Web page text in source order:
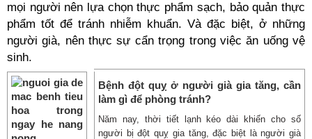
mọi người nên lựa chọn thực phẩm sạch, bảo quản thực
phẩm tốt để tránh nhiễm khuẩn. Và đặc biệt, ở những
người già, nên thực sự cẩn trọng trong việc ăn uống vệ
sinh.
Bệnh đột quỵ ở người già gia tăng, cần
làm gì để phòng tránh?
Năm nay, thời tiết lạnh kéo dài khiến cho số
người bị đột quỵ gia tăng, đặc biệt là người già